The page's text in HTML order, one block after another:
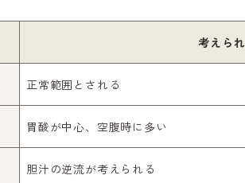
考えら
正常範囲とされる
胃酸が中心、空腹時に多い
胆汁の逆流が考えられる